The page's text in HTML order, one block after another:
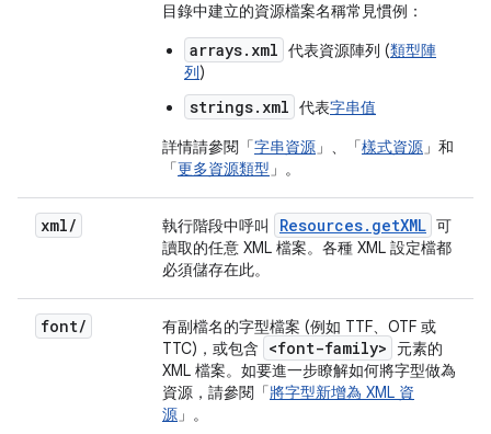
目錄中建立的資源檔案名稱常見慣例：
arrays.xml 代表資源陣列 (類型陣
列)
strings.xml 代表字串值
詳情請參閱「字串資源 」、「樣式資源 」和
「更多資源類型 」。
xml/ 執行階段中呼叫 Resources. getXML 可
讀取的任意 XML 檔案。各種 XML 設定檔都
必須儲存在此。
font/
有副檔名的字型檔案 (例如 TTF、OTF 或
TTC)，或包含
<font-family>
元素的
XML 檔案。如要進一步瞭解如何將字型做為
資源，請參閱「將字型新增為 XML 資
源 」。